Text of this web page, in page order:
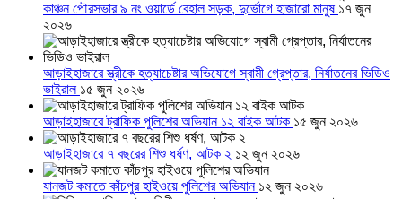
কাঞ্চন পৌরসভার ৯ নং ওয়ার্ডে বেহাল সড়ক, দুর্ভোগে হাজারো মানুষ ১৭ জুন
২০২৬
আড়াইহাজারে স্ত্রীকে হত্যাচেষ্টার অভিযোগে স্বামী গ্রেপ্তার, নির্যাতনের ভিডিও
ভাইরাল ১৫ জুন ২০২৬
আড়াইহাজারে ট্রাফিক পুলিশের অভিযান ১২ বাইক আটক ১৫ জুন ২০২৬
আড়াইহাজারে ৭ বছরের শিশু ধর্ষণ, আটক ২ ১২ জুন ২০২৬
যানজট কমাতে কাঁচপুর হাইওয়ে পুলিশের অভিযান ১২ জুন ২০২৬